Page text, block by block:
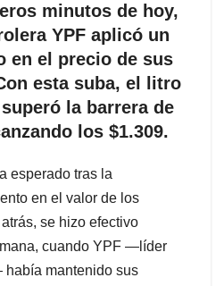
minutos de hoy,
YPF aplicó un
en el precio de sus
esta suba, el litro
la barrera de
los $1.309.
esperado tras la
en el valor de los
se hizo efectivo
cuando YPF —líder
mantenido sus